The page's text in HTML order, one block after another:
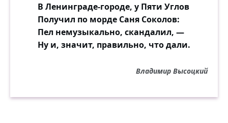
В Ленинграде-городе, у Пяти Углов
Получил по морде Саня Соколов:
Пел немузыкально, скандалил, —
Ну и, значит, правильно, что дали.
Владимир Высоцкий